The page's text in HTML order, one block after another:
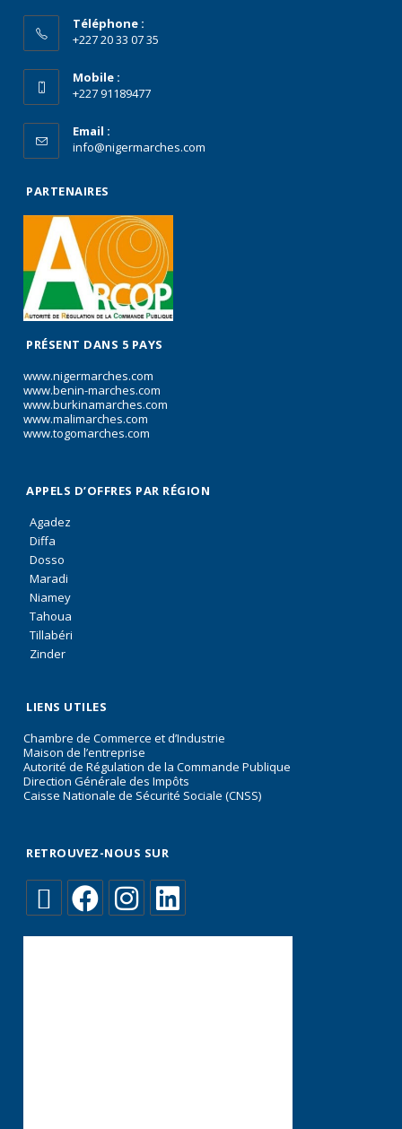
Téléphone :
+227 20 33 07 35
Mobile :
+227 91189477
Email :
info@nigermarches.com
PARTENAIRES
PRÉSENT DANS 5 PAYS
www.nigermarches.com
www.benin-marches.com
www.burkinamarches.com
www.malimarches.com
www.togomarches.com
APPELS D’OFFRES PAR RÉGION
Agadez
Diffa
Dosso
Maradi
Niamey
Tahoua
Tillabéri
Zinder
LIENS UTILES
Chambre de Commerce et d’Industrie
Maison de l’entreprise
Autorité de Régulation de la Commande Publique
Direction Générale des Impôts
Caisse Nationale de Sécurité Sociale (CNSS)
RETROUVEZ-NOUS SUR